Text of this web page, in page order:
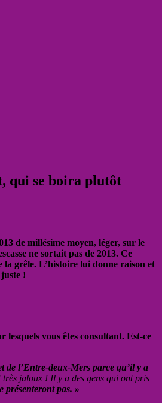
qui se boira plutôt
de millésime moyen, léger, sur le
ne sortait pas de 2013. Ce
la grêle. L’histoire lui donne raison et
!
vous êtes consultant. Est-ce
de l’Entre-deux-Mers parce qu’il y a
très jaloux ! Il y a des gens qui ont pris
présenteront pas. »